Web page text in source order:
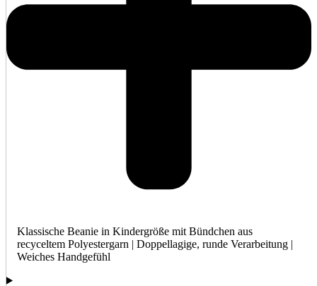
Klassische Beanie in Kindergröße mit Bündchen aus
recyceltem Polyestergarn | Doppellagige, runde Verarbeitung |
Weiches Handgefühl